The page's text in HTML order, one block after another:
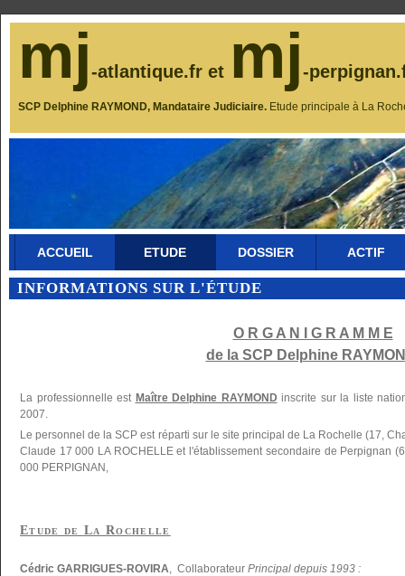
mj-atlantique.fr et mj-
SCP Delphine RAYMOND, Mandataire Judiciaire. Etude principale à La
ACCUEIL ETUDE DOSSIER ACTIF
INFORMATIONS SUR L'ÉTUDE
O R G A N I G R A M M E
de la SCP Delphine
La professionnelle est Maître Delphine RAYMOND inscrite sur la liste
2007.
Le personnel de la SCP est réparti sur le site principal de La Rochelle (17,
Claude 17 000 LA ROCHELLE et l'établissement secondaire de Perpignan
000 PERPIGNAN,
Etude de La Rochelle
Cédric GARRIGUES-ROVIRA, Collaborateur Principal depuis 1993 :